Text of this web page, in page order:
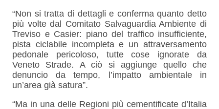
“Non si tratta di dettagli e conferma quanto detto
più volte dal Comitato Salvaguardia Ambiente di
Treviso e Casier: piano del traffico insufficiente,
pista ciclabile incompleta e un attraversamento
pedonale pericoloso, tutte cose ignorate da
Veneto Strade. A ciò si aggiunge quello che
denuncio da tempo, l’impatto ambientale in
un’area già satura”.
“Ma in una delle Regioni più cementificate d’Italia